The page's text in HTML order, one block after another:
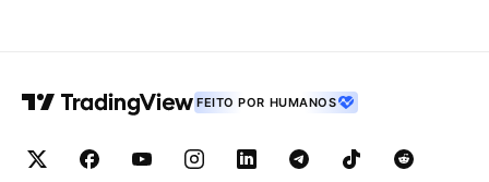
FEITO POR HUMANOS